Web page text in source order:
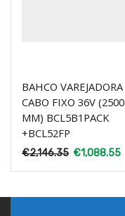
BAHCO VAREJADORA
CABO FIXO 36V (2500
MM) BCL5B1PACK
+BCL52FP
€2,146.35 €1,088.55